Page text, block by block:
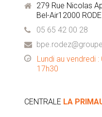
279 Rue Nicolas
Bel-Air12000
05 65 42 00 28
Lundi au vendredi
17h30
CENTRALE LA